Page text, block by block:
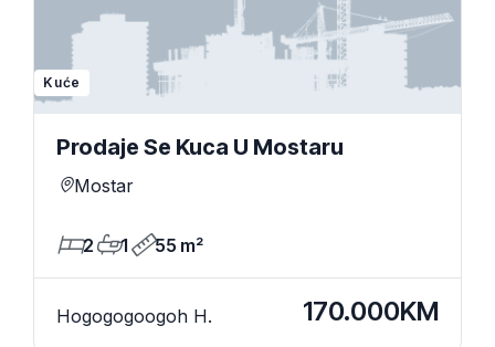
Kuće
Prodaje Se Kuca U Mostaru
Mostar
2 1 55 m²
Hogogogoogoh H. 170.000KM